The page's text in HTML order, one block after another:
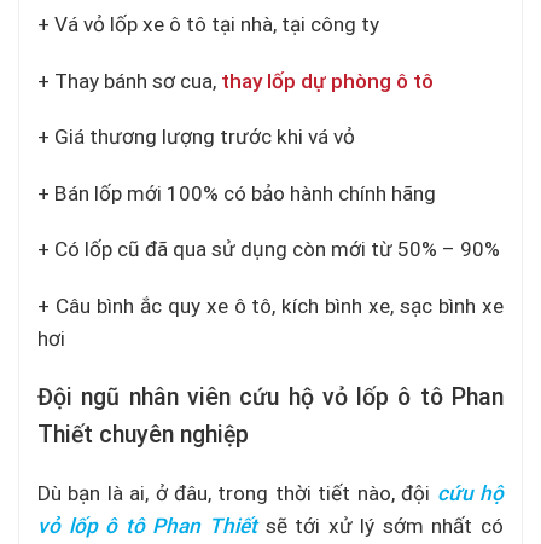
+ Vá vỏ lốp xe ô tô tại nhà, tại công ty
+ Thay bánh sơ cua, thay lốp dự phòng ô tô
+ Giá thương lượng trước khi vá vỏ
+ Bán lốp mới 100% có bảo hành chính hãng
+ Có lốp cũ đã qua sử dụng còn mới từ 50% – 90%
+ Câu bình ắc quy xe ô tô, kích bình xe, sạc bình xe
hơi
Đội ngũ nhân viên cứu hộ vỏ lốp ô tô Phan
Thiết chuyên nghiệp
Dù bạn là ai, ở đâu, trong thời tiết nào, đội cứu hộ
vỏ lốp ô tô Phan Thiết sẽ tới xử lý sớm nhất có